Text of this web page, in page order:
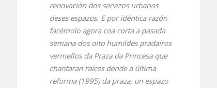
renovación dos servizos urbanos
deses espazos. E por idéntica razón
facémolo agora coa corta a pasada
semana dos oito humildes pradairos
vermellos da Praza da Princesa que
chantaran raíces dende a última
reforma (1995) da praza, un espazo